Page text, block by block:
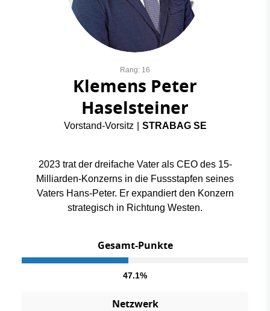
Rang: 16
Klemens Peter
Haselsteiner
Vorstand-Vorsitz STRABAG SE
2023 trat der dreifache Vater als CEO des 15-
Milliarden-Konzerns in die Fussstapfen seines
Vaters Hans-Peter. Er expandiert den Konzern
strategisch in Richtung Westen.
Gesamt-Punkte
47.1%
Netzwerk